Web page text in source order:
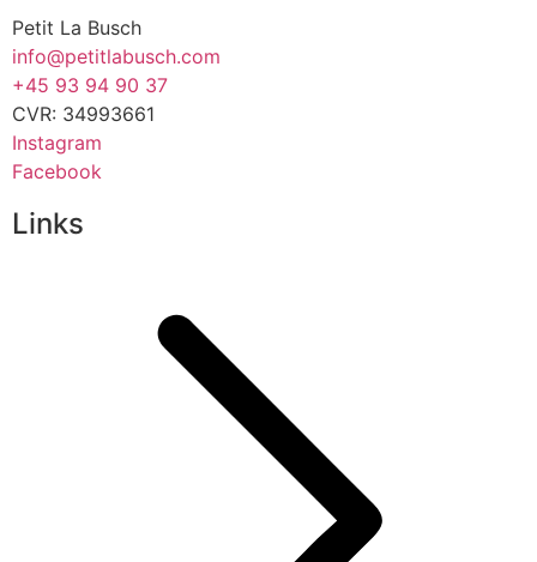
Petit La Busch
info@petitlabusch.com
+45 93 94 90 37
CVR: 34993661
Instagram
Facebook
Links